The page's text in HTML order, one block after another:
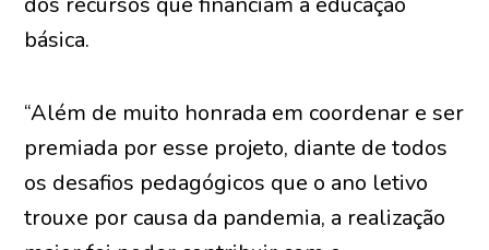
básica.
“Além de muito honrada em coordenar e ser
premiada por esse projeto, diante de todos
os desafios pedagógicos que o ano letivo
trouxe por causa da pandemia, a realização